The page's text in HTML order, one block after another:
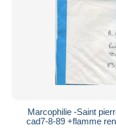
Marcophilie -Saint
cad7-8-89 +flamme